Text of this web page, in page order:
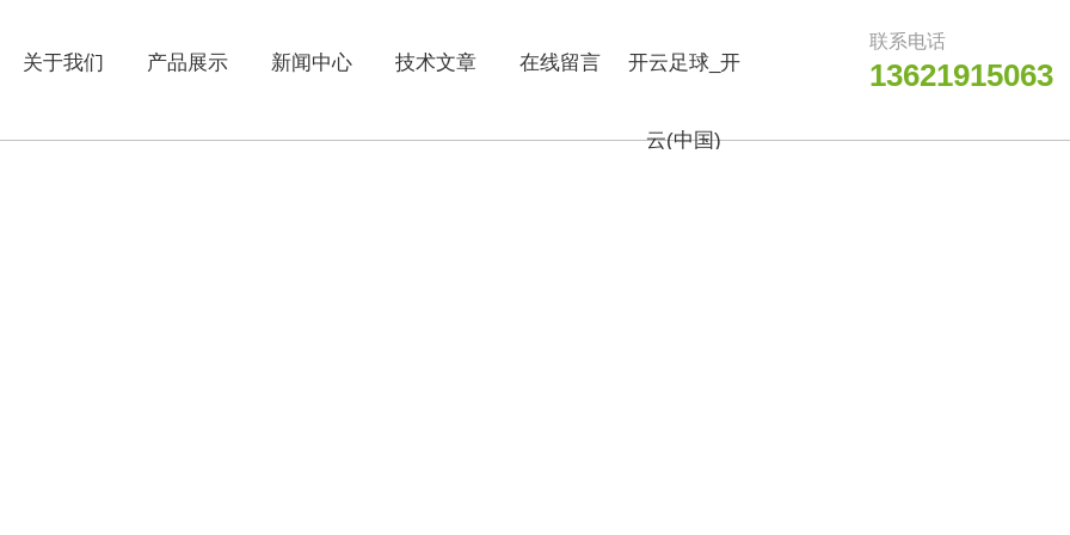
关于我们 产品展示 新闻中心 技术文章 在线留言 开云足球_开
云(中国)
联系电话
13621915063